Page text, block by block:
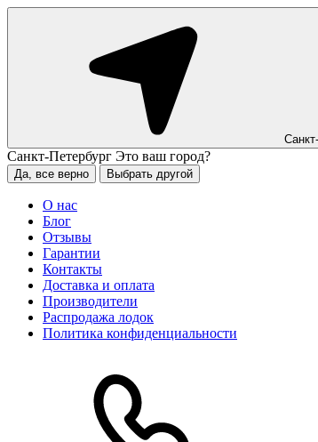
Санкт-Петербург Это ваш город?
Да, все верно Выбрать другой
О нас
Блог
Отзывы
Гарантии
Контакты
Доставка и оплата
Производители
Распродажа лодок
Политика конфиденциальности